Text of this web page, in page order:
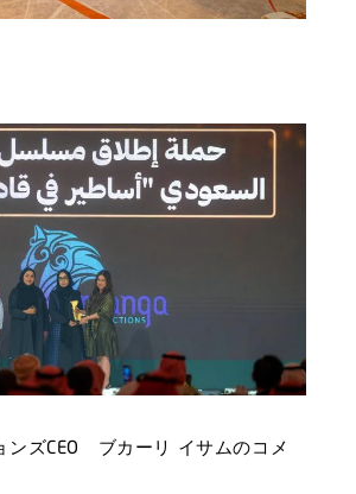
ンズCEO ブカーリ イサムのコメ